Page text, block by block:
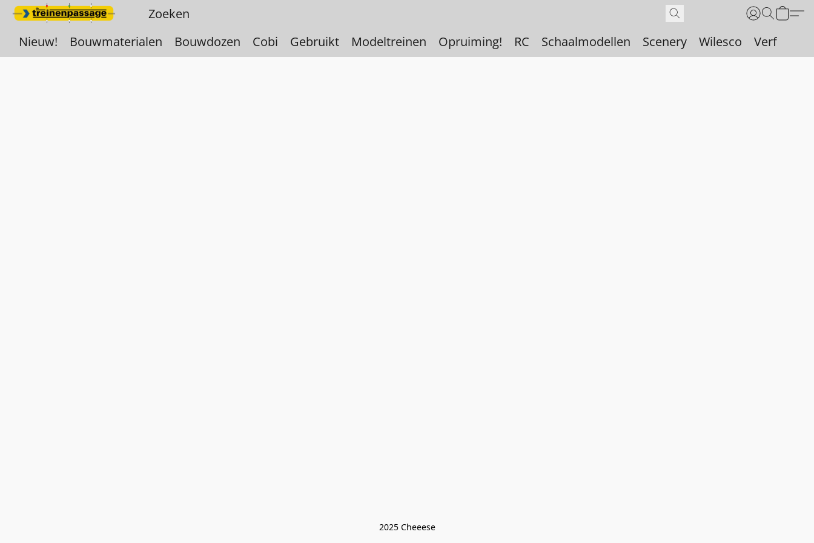
Nieuw! Bouwmaterialen Bouwdozen Cobi Gebruikt Modeltreinen Opruiming! RC Schaalmodellen Scenery Wilesco Verf
2025 Cheeese